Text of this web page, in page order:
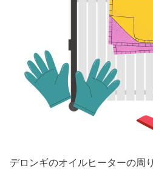
デロンギのオイルヒーターの周